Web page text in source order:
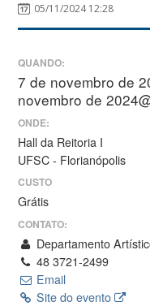
05/11/2024 12:28
QUANDO:
7 de novembro de
novembro de
ONDE:
Hall da Reitoria I
UFSC - Florianópolis
CUSTO
Grátis
CONTATO:
Departamento
48 3721-2499
Email
Site do evento